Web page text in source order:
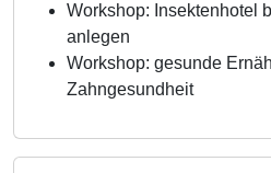
Workshop: Insektenhotel
anlegen
Workshop: gesunde
Zahngesundheit